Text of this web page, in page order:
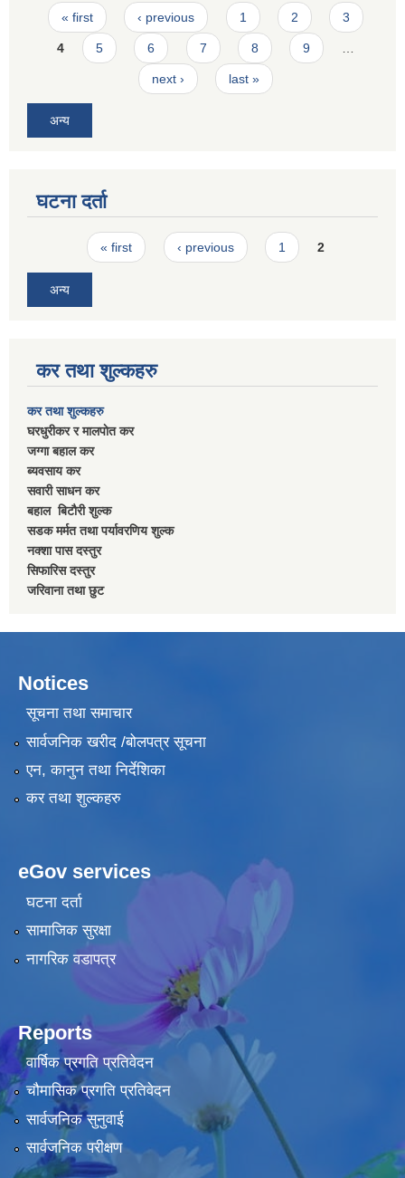
Pages
« first ‹ previous 1 2 3
4 5 6 7 8 9
next › last »
अन्य
घटना दर्ता
Pages« first ‹ previous 1 2
अन्य
कर तथा शुल्कहरु
कर तथा शुल्कहरु
घरधुरीकर र मालपाेत कर
जग्गा बहाल कर
ब्यवसाय कर
सवारी साधन कर
बहाल बिटाैरी शुल्क
सडक मर्मत तथा पर्यावरणिय शुल्क
नक्शा पास दस्तुर
सिफारिस दस्तुर
जरिवाना तथा छुट
Notices
सूचना तथा समाचार
सार्वजनिक खरीद /बोलपत्र सूचना
एन, कानुन तथा निर्देशिका
कर तथा शुल्कहरु
eGov services
घटना दर्ता
सामाजिक सुरक्षा
नागरिक वडापत्र
Reports
वार्षिक प्रगति प्रतिवेदन
चौमासिक प्रगति प्रतिवेदन
सार्वजनिक सुनुवाई
सार्वजनिक परीक्षण